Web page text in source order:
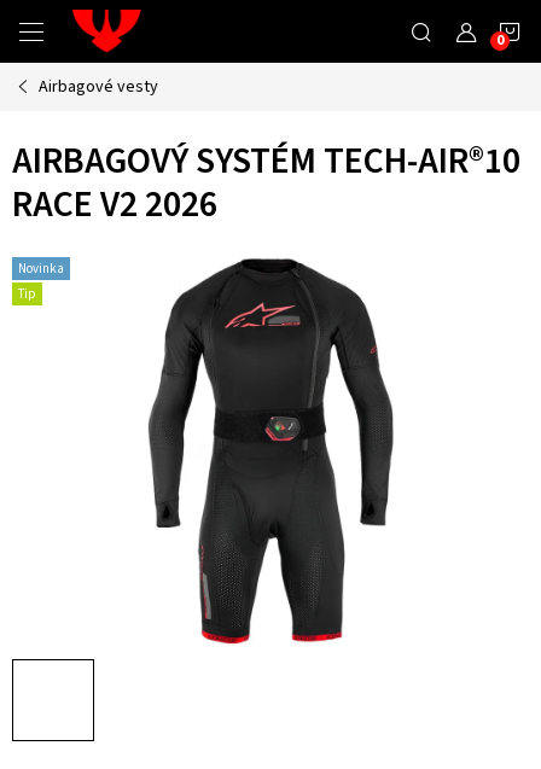
obsah
Airbagové vesty
AIRBAGOVÝ SYSTÉM TECH-AIR®10
RACE V2 2026
Novinka
Tip